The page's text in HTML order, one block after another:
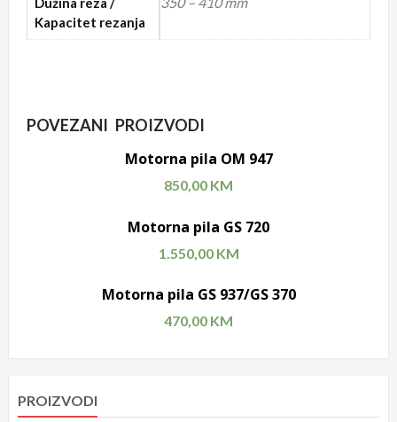
Kapacitet rezanja
POVEZANI PROIZVODI
Motorna pila OM 947
850,00 KM
Motorna pila GS 720
1.550,00 KM
Motorna pila GS 937/GS 370
470,00 KM
PROIZVODI